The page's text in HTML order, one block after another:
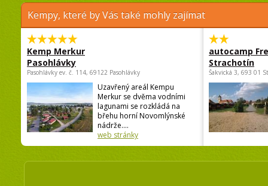
Kempy, které by Vás také mohly zajímat
Kemp Merkur
Pasohlávky
Pasohlávky ev. č. 114, 69122 Pasohlávky
Uzavřený areál Kempu
Merkur se dvěma vodními
lagunami se rozkládá na
břehu horní Novomlýnské
nádrže....
web stránky
autocamp
Strachotín
Šakvická 3, 693 01